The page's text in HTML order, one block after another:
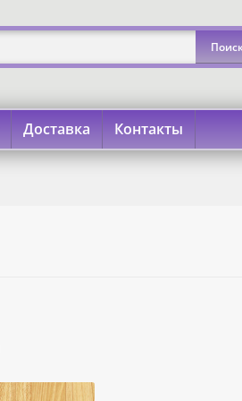
Доставка Контакты